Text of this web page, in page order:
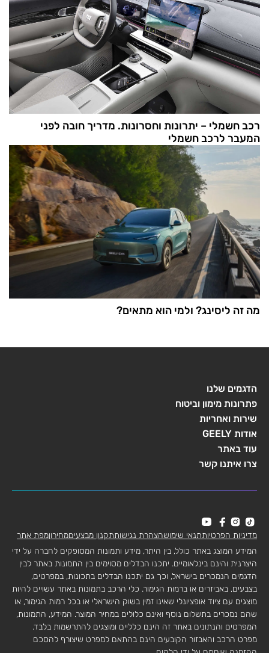
רכב חשמלי – יתרונות וחסרונות. מדריך חובה לפני
המעבר לרכב חשמלי
מה זה ליסינג? ולמי הוא מתאים?
הדגמים שלנו
פתרונות מימון וביטוח
שירות ואחריות
אודות GEELY
עוד באתר
צרו איתנו קשר
מדיניות הפרטיותתנאי שימושהצהרת נגישותתקנון מבצעיםמחירוןמפת אתר
המידע המוצג באתר כולל, בין היתר, מידע ותמונות המסופקים לחברה על ידי
היצרנית והינם בינלאומיים. יתכנו הבדלים מסוימים בין התמונות באתר לבין
הדגמים הנמכרים בישראל, וכך גם יתכנו הבדלים בתכונות, במפרטים,
בצבעים, באביזרים או ברמות הגימור. כלי הרכב בתמונות באתר עשויים להיות
מוצגים עם ציוד אופציונלי שאינו זמין בשוק הישראלי או בכל רמות הגימור, או
שהם נמכרים בתשלום נוסף ואינם כלולים במחיר המוצר. המידע, התמונות,
המפרטים והנתונים באתר זה הינם כלליים ומוצגים להתרשמות בלבד.
מפרט הרכב והאבזור הקובעים הינם בהתאם למפרט שיצורף להסכם